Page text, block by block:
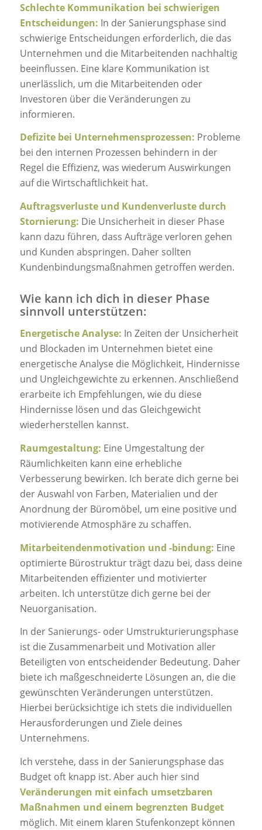
Schlechte Kommunikation bei schwierigen
Entscheidungen: In der Sanierungsphase sind
schwierige Entscheidungen erforderlich, die das
Unternehmen und die Mitarbeitenden nachhaltig
beeinflussen. Eine klare Kommunikation ist
unerlässlich, um die Mitarbeitenden oder
Investoren über die Veränderungen zu
informieren.
Defizite bei Unternehmensprozessen: Probleme
bei den internen Prozessen behindern in der
Regel die Effizienz, was wiederum Auswirkungen
auf die Wirtschaftlichkeit hat.
Auftragsverluste und Kundenverluste durch
Stornierung: Die Unsicherheit in dieser Phase
kann dazu führen, dass Aufträge verloren gehen
und Kunden abspringen. Daher sollten
Kundenbindungsmaßnahmen getroffen werden.
Wie kann ich dich in dieser Phase
sinnvoll unterstützen:
Energetische Analyse: In Zeiten der Unsicherheit
und Blockaden im Unternehmen bietet eine
energetische Analyse die Möglichkeit, Hindernisse
und Ungleichgewichte zu erkennen. Anschließend
erarbeite ich Empfehlungen, wie du diese
Hindernisse lösen und das Gleichgewicht
wiederherstellen kannst.
Raumgestaltung: Eine Umgestaltung der
Räumlichkeiten kann eine erhebliche
Verbesserung bewirken. Ich berate dich gerne bei
der Auswahl von Farben, Materialien und der
Anordnung der Büromöbel, um eine positive und
motivierende Atmosphäre zu schaffen.
Mitarbeitendenmotivation und -bindung: Eine
optimierte Bürostruktur trägt dazu bei, dass deine
Mitarbeitenden effizienter und motivierter
arbeiten. Ich unterstütze dich gerne bei der
Neuorganisation.
In der Sanierungs- oder Umstrukturierungsphase
ist die Zusammenarbeit und Motivation aller
Beteiligten von entscheidender Bedeutung. Daher
biete ich maßgeschneiderte Lösungen an, die die
gewünschten Veränderungen unterstützen.
Hierbei berücksichtige ich stets die individuellen
Herausforderungen und Ziele deines
Unternehmens.
Ich verstehe, dass in der Sanierungsphase das
Budget oft knapp ist. Aber auch hier sind
Veränderungen mit einfach umsetzbaren
Maßnahmen und einem begrenzten Budget
möglich. Mit einem klaren Stufenkonzept können